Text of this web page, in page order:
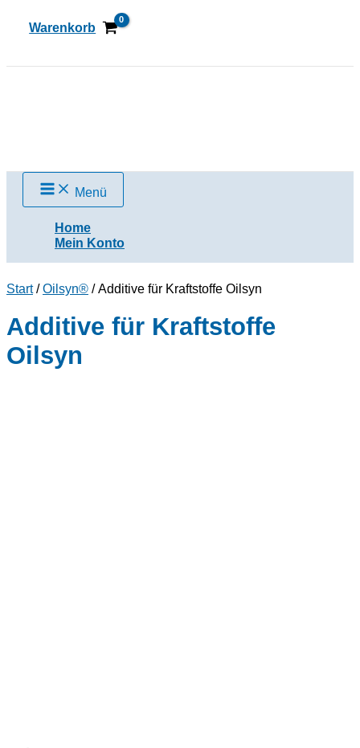
InhaltWarenkorb
Menü
Home
Mein Konto
Start/Oilsyn® / Additive für Kraftstoffe Oilsyn
Additive für Kraftstoffe
Oilsyn